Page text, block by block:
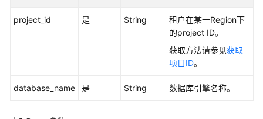
入
介
project_id 是 String
租户在某一Region下
的project ID。
获取方法请参见获取
项目ID。
database_name 是 String 数据库引擎名称。